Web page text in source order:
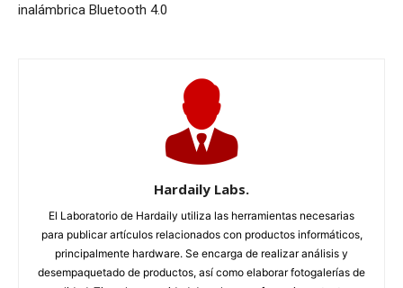
inalámbrica Bluetooth 4.0
Hardaily Labs.
El Laboratorio de Hardaily utiliza las herramientas necesarias
para publicar artículos relacionados con productos informáticos,
principalmente hardware. Se encarga de realizar análisis y
desempaquetado de productos, así como elaborar fotogalerías de